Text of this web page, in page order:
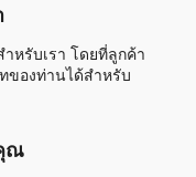
หรับเรา โดยที่ลูกค้า
ของท่านได้สำหรับ
ณ